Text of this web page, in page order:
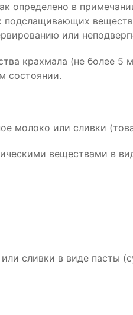
в
подслащивающих
или
крахмала (не более 5
состоянии.
молоко или сливки
веществами в
сливки в виде пасты